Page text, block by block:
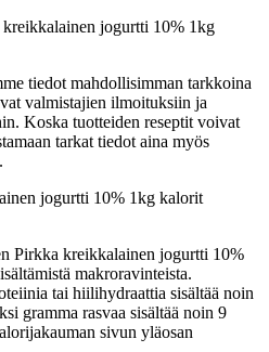
jogurtti 10% 1kg
tiedot mahdollisimman tarkkoina
valmistajien ilmoituksiin ja
Koska tuotteiden reseptit voivat
tarkat tiedot aina myös
jogurtti 10% 1kg kalorit
Pirkka kreikkalainen jogurtti 10%
makroravinteista.
tai hiilihydraattia sisältää noin
gramma rasvaa sisältää noin 9
sivun yläosan